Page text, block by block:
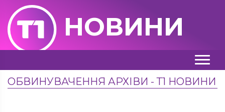
НОВИНИ
ОБВИНУВАЧЕННЯ АРХІВИ - Т1 НОВИНИ